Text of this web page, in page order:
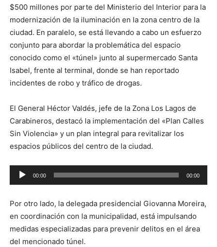
$500 millones por parte del Ministerio del Interior para la
modernización de la iluminación en la zona centro de la
ciudad. En paralelo, se está llevando a cabo un esfuerzo
conjunto para abordar la problemática del espacio
conocido como el «túnel» junto al supermercado Santa
Isabel, frente al terminal, donde se han reportado
incidentes de robo y tráfico de drogas.
El General Héctor Valdés, jefe de la Zona Los Lagos de
Carabineros, destacó la implementación del «Plan Calles
Sin Violencia» y un plan integral para revitalizar los
espacios públicos del centro de la ciudad.
Reproductor
de
00:00 00:00
Por otro lado, la delegada presidencial Giovanna Moreira,
en coordinación con la municipalidad, está impulsando
medidas especializadas para prevenir delitos en el área
del mencionado túnel.